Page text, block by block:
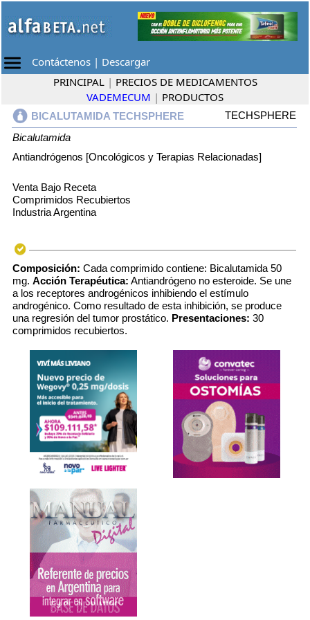
Contáctenos | Descargar
PRINCIPAL | PRECIOS DE MEDICAMENTOS
VADEMECUM | PRODUCTOS
BICALUTAMIDA TECHSPHERE
TECHSPHERE
Bicalutamida
Antiandrógenos [Oncológicos y Terapias Relacionadas]
Venta Bajo Receta
Comprimidos Recubiertos
Industria Argentina
Composición: Cada comprimido contiene: Bicalutamida 50
mg. Acción Terapéutica: Antiandrógeno no esteroide. Se une
a los receptores androgénicos inhibiendo el estímulo
androgénico. Como resultado de esta inhibición, se produce
una regresión del tumor prostático. Presentaciones: 30
comprimidos recubiertos.